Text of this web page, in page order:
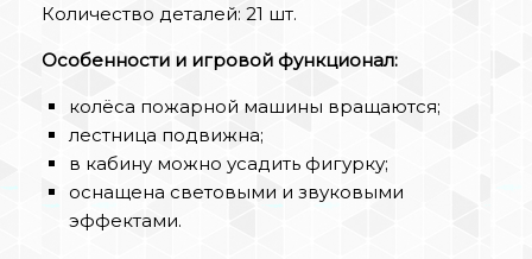
Количество деталей: 21 шт.
Особенности и игровой функционал:
колёса пожарной машины вращаются;
лестница подвижна;
в кабину можно усадить фигурку;
оснащена световыми и звуковыми
эффектами.